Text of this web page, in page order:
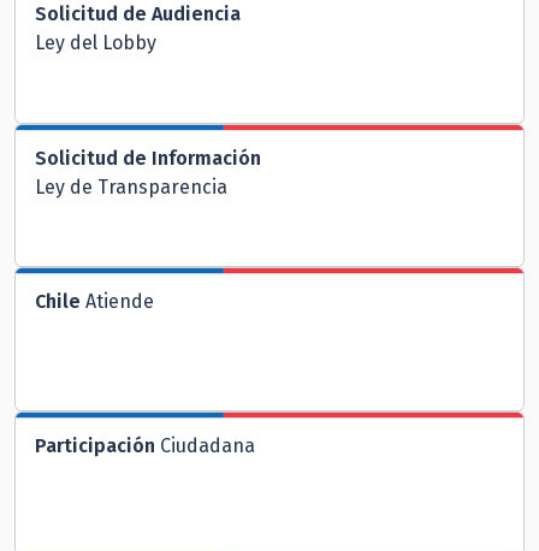
Solicitud de Audiencia
Ley del Lobby
Solicitud de Información
Ley de Transparencia
Chile Atiende
Participación Ciudadana